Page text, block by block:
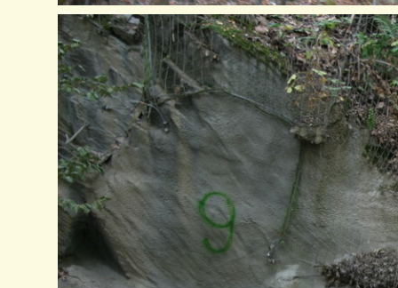
Stollen 8